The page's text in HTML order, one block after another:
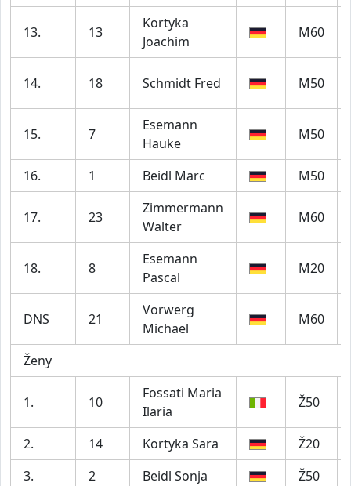
13. 13
Kortyka
Joachim
M60
14. 18 Schmidt Fred M50
15. 7
Esemann
Hauke
M50
16. 1 Beidl Marc M50
17. 23
Zimmermann
Walter
M60
18. 8
Esemann
Pascal
M20
DNS 21
Vorwerg
Michael
M60
Ženy
1. 10
Fossati Maria
Ilaria
Ž50
2. 14 Kortyka Sara Ž20
3.
2 Beidl Sonja Ž50